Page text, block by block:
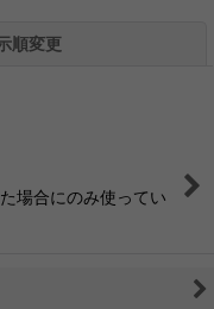
順変更
場合にのみ使ってい